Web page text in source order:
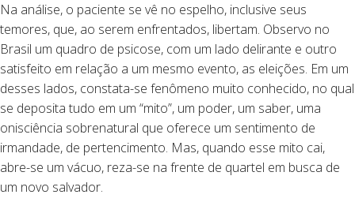
Na análise, o paciente se vê no espelho, inclusive seus
temores, que, ao serem enfrentados, libertam. Observo no
Brasil um quadro de psicose, com um lado delirante e outro
satisfeito em relação a um mesmo evento, as eleições. Em um
desses lados, constata-se fenômeno muito conhecido, no qual
se deposita tudo em um “mito”, um poder, um saber, uma
onisciência sobrenatural que oferece um sentimento de
irmandade, de pertencimento. Mas, quando esse mito cai,
abre-se um vácuo, reza-se na frente de quartel em busca de
um novo salvador.